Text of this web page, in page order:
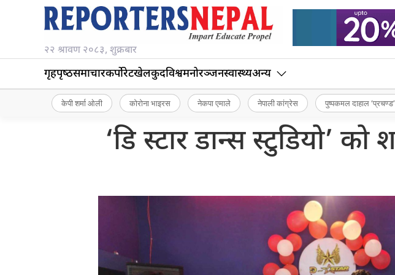
२२ श्रावण २०८३, शुक्रबार
गृहपृष्‍ठसमाचारकर्पोरेटखेलकुदविश्वमनोरञ्जनस्वास्थ्यअन्य
केपी शर्मा ओली कोरोना भाइरस नेकपा एमाले नेपाली कांग्रेस पुष्पकमल दाहाल ‘प्रचण्ड’
‘डि स्टार डान्स स्टुडियो’ को